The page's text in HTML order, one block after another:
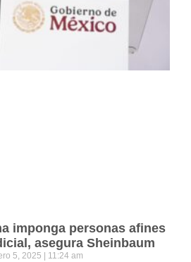
imponga personas afines
asegura Sheinbaum
5, 2025 11:24 am